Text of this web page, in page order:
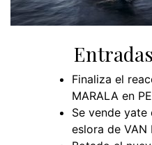
Finaliza el
MARALA en
Se vende
eslora de VAN